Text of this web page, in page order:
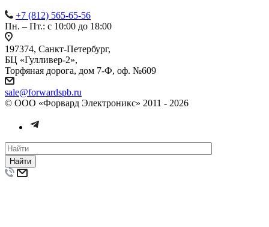
+7 (812) 565-65-56
Пн. – Пт.: с 10:00 до 18:00
197374, Санкт-Петербург,
БЦ «Гулливер-2»,
Торфяная дорога, дом 7-Ф, оф. №609
sale@forwardspb.ru
© ООО «Форвард Электроникс» 2011 - 2026
Найти